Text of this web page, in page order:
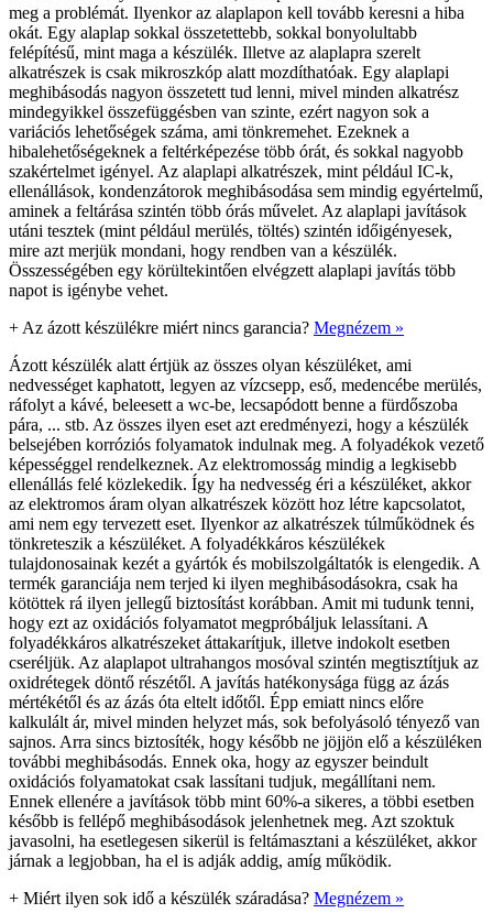
meg a problémát. Ilyenkor az alaplapon kell tovább keresni a hiba
okát. Egy alaplap sokkal összetettebb, sokkal bonyolultabb
felépítésű, mint maga a készülék. Illetve az alaplapra szerelt
alkatrészek is csak mikroszkóp alatt mozdíthatóak. Egy alaplapi
meghibásodás nagyon összetett tud lenni, mivel minden alkatrész
mindegyikkel összefüggésben van szinte, ezért nagyon sok a
variációs lehetőségek száma, ami tönkremehet. Ezeknek a
hibalehetőségeknek a feltérképezése több órát, és sokkal nagyobb
szakértelmet igényel. Az alaplapi alkatrészek, mint például IC-k,
ellenállások, kondenzátorok meghibásodása sem mindig egyértelmű,
aminek a feltárása szintén több órás művelet. Az alaplapi javítások
utáni tesztek (mint például merülés, töltés) szintén időigényesek,
mire azt merjük mondani, hogy rendben van a készülék.
Összességében egy körültekintően elvégzett alaplapi javítás több
napot is igénybe vehet.
+ Az ázott készülékre miért nincs garancia? Megnézem »
Ázott készülék alatt értjük az összes olyan készüléket, ami
nedvességet kaphatott, legyen az vízcsepp, eső, medencébe merülés,
ráfolyt a kávé, beleesett a wc-be, lecsapódott benne a fürdőszoba
pára, ... stb. Az összes ilyen eset azt eredményezi, hogy a készülék
belsejében korróziós folyamatok indulnak meg. A folyadékok vezető
képességgel rendelkeznek. Az elektromosság mindig a legkisebb
ellenállás felé közlekedik. Így ha nedvesség éri a készüléket, akkor
az elektromos áram olyan alkatrészek között hoz létre kapcsolatot,
ami nem egy tervezett eset. Ilyenkor az alkatrészek túlműködnek és
tönkreteszik a készüléket. A folyadékkáros készülékek
tulajdonosainak kezét a gyártók és mobilszolgáltatók is elengedik. A
termék garanciája nem terjed ki ilyen meghibásodásokra, csak ha
kötöttek rá ilyen jellegű biztosítást korábban. Amit mi tudunk tenni,
hogy ezt az oxidációs folyamatot megpróbáljuk lelassítani. A
folyadékkáros alkatrészeket áttakarítjuk, illetve indokolt esetben
cseréljük. Az alaplapot ultrahangos mosóval szintén megtisztítjuk az
oxidrétegek döntő részétől. A javítás hatékonysága függ az ázás
mértékétől és az ázás óta eltelt időtől. Épp emiatt nincs előre
kalkulált ár, mivel minden helyzet más, sok befolyásoló tényező van
sajnos. Arra sincs biztosíték, hogy később ne jöjjön elő a készüléken
további meghibásodás. Ennek oka, hogy az egyszer beindult
oxidációs folyamatokat csak lassítani tudjuk, megállítani nem.
Ennek ellenére a javítások több mint 60%-a sikeres, a többi esetben
később is fellépő meghibásodások jelenhetnek meg. Azt szoktuk
javasolni, ha esetlegesen sikerül is feltámasztani a készüléket, akkor
járnak a legjobban, ha el is adják addig, amíg működik.
+ Miért ilyen sok idő a készülék száradása? Megnézem »